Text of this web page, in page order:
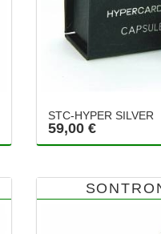
STC-HYPER SILVER
59,00 €